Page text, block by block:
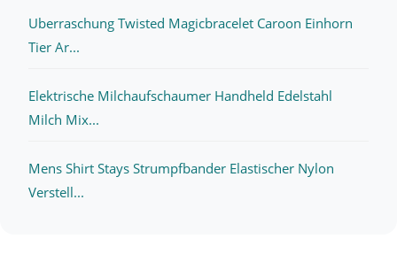
Uberraschung Twisted Magicbracelet Caroon Einhorn
Tier Ar...
Elektrische Milchaufschaumer Handheld Edelstahl
Milch Mix...
Mens Shirt Stays Strumpfbander Elastischer Nylon
Verstell...